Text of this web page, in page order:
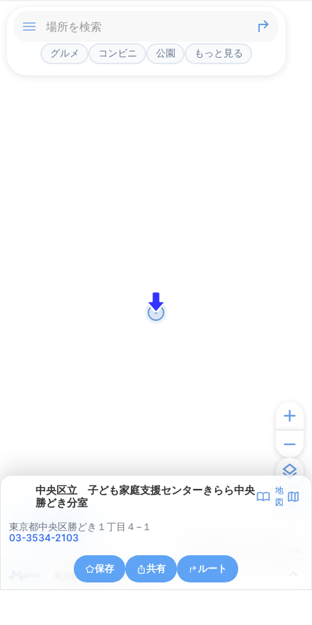
グルメ コンビニ 公園 もっと見る
中央区立 子ども家庭支援センターきらら中央
勝どき分室
地
図
東京都中央区勝どき１丁目４−１
03-3534-2103
保存 共有 ルート
東京都港区海岸３丁目２９
アプリで見る